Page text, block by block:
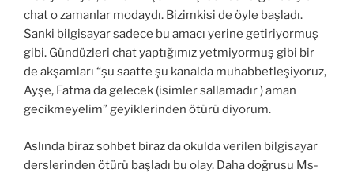
chat o zamanlar modaydı. Bizimkisi de öyle başladı.
Sanki bilgisayar sadece bu amacı yerine getiriyormuş
gibi. Gündüzleri chat yaptığımız yetmiyormuş gibi bir
de akşamları “şu saatte şu kanalda muhabbetleşiyoruz,
Ayşe, Fatma da gelecek (isimler sallamadır ) aman
gecikmeyelim” geyiklerinden ötürü diyorum.
Aslında biraz sohbet biraz da okulda verilen bilgisayar
derslerinden ötürü başladı bu olay. Daha doğrusu Ms-